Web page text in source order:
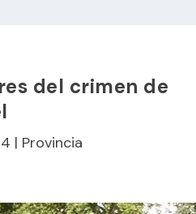
del crimen de
| Provincia